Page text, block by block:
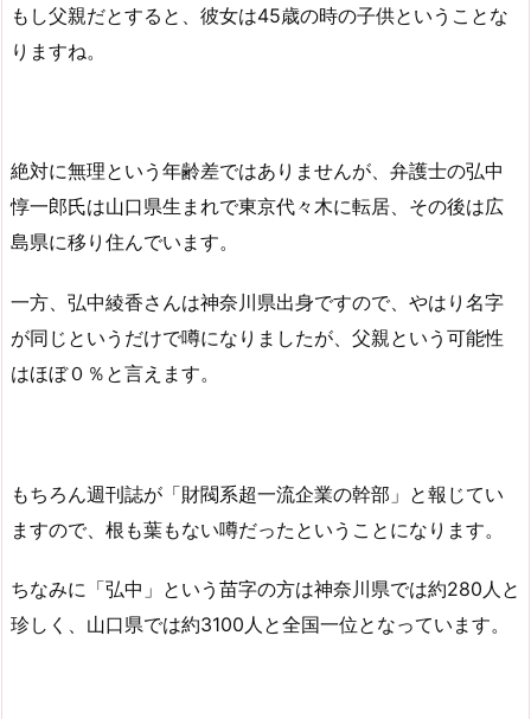
もし父親だとすると、彼女は45歳の時の子供ということな
りますね。
絶対に無理という年齢差ではありませんが、弁護士の弘中
惇一郎氏は山口県生まれで東京代々木に転居、その後は広
島県に移り住んでいます。
一方、弘中綾香さんは神奈川県出身ですので、やはり名字
が同じというだけで噂になりましたが、父親という可能性
はほぼ０％と言えます。
もちろん週刊誌が「財閥系超一流企業の幹部」と報じてい
ますので、根も葉もない噂だったということになります。
ちなみに「弘中」という苗字の方は神奈川県では約280人と
珍しく、山口県では約3100人と全国一位となっています。